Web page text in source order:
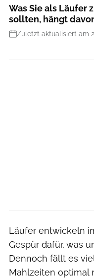
Was Sie als Läufer
sollten, hängt
Zuletzt aktualisiert am
Läufer entwickeln
Gespür dafür, was
Dennoch fällt es
Mahlzeiten optimal